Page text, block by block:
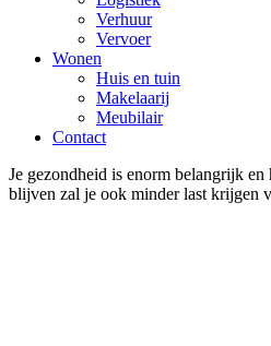
Verhuur
Vervoer
Wonen
Huis en tuin
Makelaarij
Meubilair
Contact
Je gezondheid is enorm belangrijk
blijven zal je ook minder last krijgen